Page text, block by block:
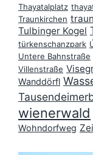
Thayatalplatz
Traunkirchen
Tulbinger Kogel
türkenschanzpark
Untere Bahnstraße
Villenstraße
Wanddörfl
wienerwald
Wohndorfweg